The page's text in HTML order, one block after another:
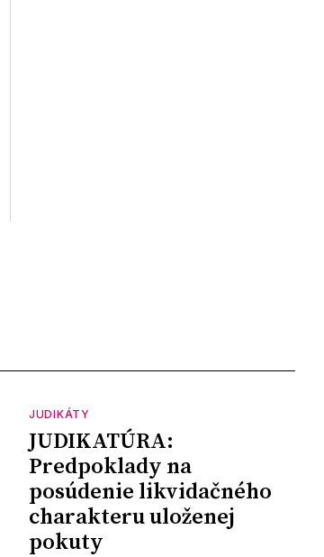
JUDIKÁTY
JUDIKATÚRA:
Predpoklady na
posúdenie likvidačného
charakteru uloženej
pokuty